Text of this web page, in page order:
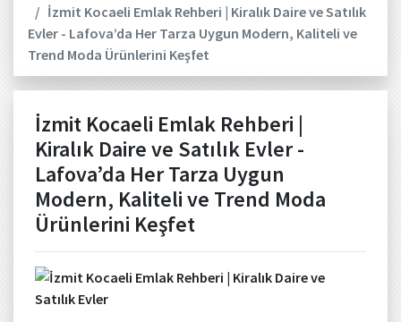
İzmit Kocaeli Emlak Rehberi | Kiralık Daire ve Satılık
Evler - Lafova’da Her Tarza Uygun Modern, Kaliteli ve
Trend Moda Ürünlerini Keşfet
İzmit Kocaeli Emlak Rehberi |
Kiralık Daire ve Satılık Evler -
Lafova’da Her Tarza Uygun
Modern, Kaliteli ve Trend Moda
Ürünlerini Keşfet